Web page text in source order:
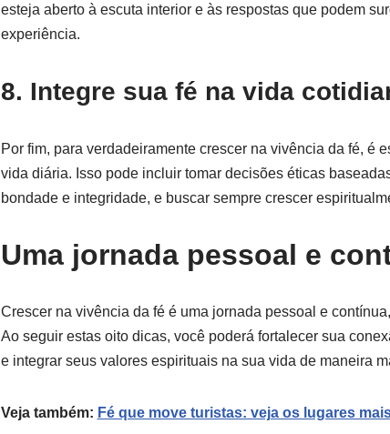
esteja aberto à escuta interior e às respostas que podem
experiência.
8. Integre sua fé na vida
Por fim, para verdadeiramente crescer na vivência da fé, é
vida diária. Isso pode incluir tomar decisões éticas
bondade e integridade, e buscar sempre crescer
Uma jornada pessoal e
Crescer na vivência da fé é uma jornada pessoal e
Ao seguir estas oito dicas, você poderá fortalecer sua
e integrar seus valores espirituais na sua vida de maneira
Veja também: Fé que move turistas: veja os lugares